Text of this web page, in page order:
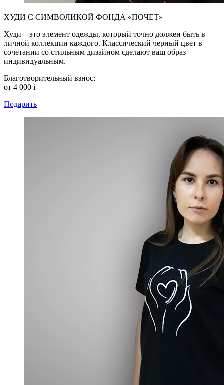
ХУДИ С СИМВОЛИКОЙ ФОНДА «ПОЧЕТ»
Худи – это элемент одежды, который точно должен быть в
личной коллекции каждого. Классический черный цвет в
сочетании со стильным дизайном сделают ваш образ
индивидуальным.
Благотворительный взнос:
от 4 000 i
Подарить